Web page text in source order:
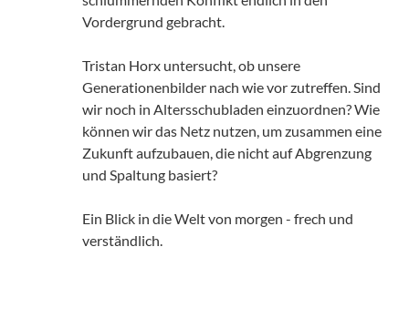
Vordergrund gebracht.
Tristan Horx untersucht, ob unsere
Generationenbilder nach wie vor zutreffen. Sind
wir noch in Altersschubladen einzuordnen? Wie
können wir das Netz nutzen, um zusammen eine
Zukunft aufzubauen, die nicht auf Abgrenzung
und Spaltung basiert?
Ein Blick in die Welt von morgen - frech und
verständlich.